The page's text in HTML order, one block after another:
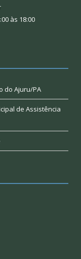
às 18:00
do Ajuru/PA
de Assistência